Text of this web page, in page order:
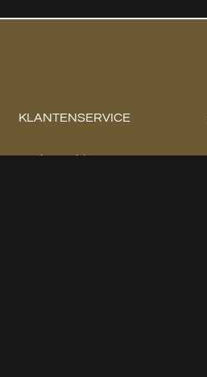
KLANTENSERVICE
Veelgestelde vragen